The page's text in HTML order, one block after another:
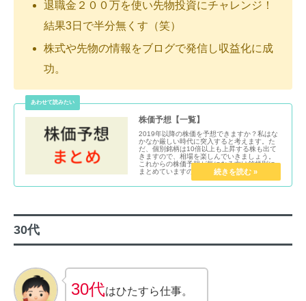
退職金２００万を使い先物投資にチャレンジ！
結果3日で半分無くす（笑）
株式や先物の情報をブログで発信し収益化に成
功。
株価予想【一覧】
2019年以降の株価を予想できますか？私はな
かなか厳しい時代に突入すると考えます。た
だ、個別銘柄は10倍以上も上昇する株も出て
きますので、相場を楽しんでいきましょう。
これからの株価予想が気になる方は銘柄別に
まとめていますので、読んでみて下さい。
30代
30代はひたすら仕事。